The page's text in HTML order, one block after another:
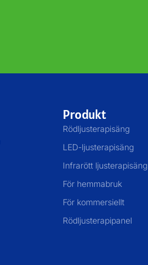
Produkt
Rödljusterapisäng
LED-ljusterapisäng
Infrarött ljusterapisäng
För hemmabruk
För kommersiellt
Rödljusterapipanel